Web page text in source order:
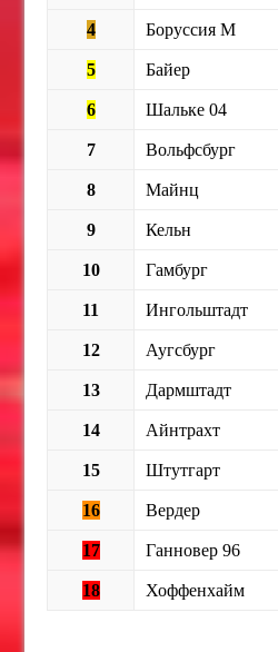
4 Боруссия М
5 Байер
6 Шальке 04
7 Вольфсбург
8 Майнц
9 Кельн
10 Гамбург
11 Ингольштадт
12 Аугсбург
13 Дармштадт
14 Айнтрахт
15 Штутгарт
16 Вердер
17 Ганновер 96
18 Хоффенхайм